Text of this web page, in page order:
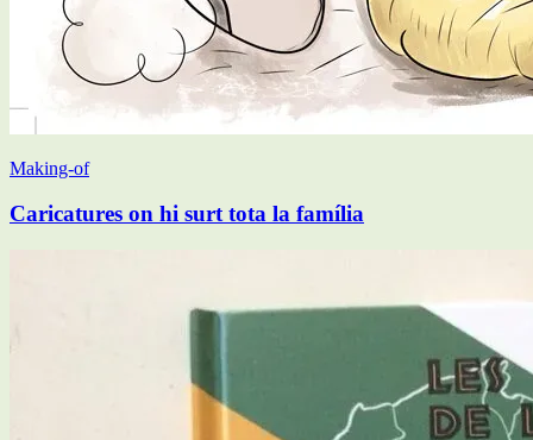
Making-of
Caricatures on hi surt tota la família